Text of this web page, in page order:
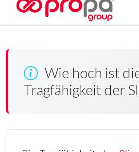
Wie hoch ist
Tragfähigkeit der